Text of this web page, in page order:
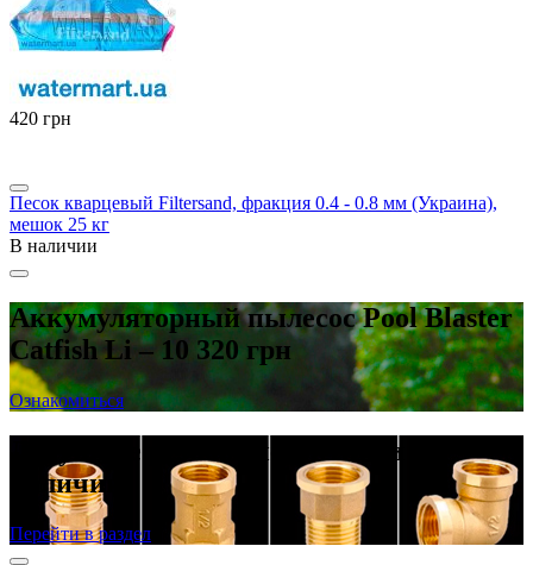
‍420‍ грн
Песок кварцевый Filtersand, фракция 0.4 - 0.8 мм (Украина),
мешок 25 кг
В наличии
Аккумуляторный пылесос Pool Blaster
Catfish Li – 10 320 грн
Ознакомиться
Латунные резьбовые фитинги в
наличии
Перейти в раздел